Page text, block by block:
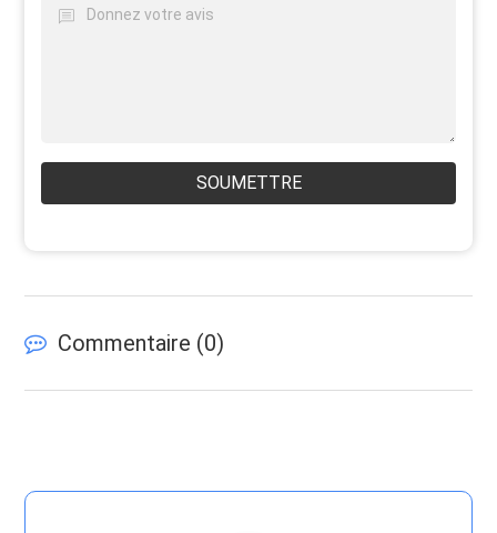
SOUMETTRE
Commentaire (0)